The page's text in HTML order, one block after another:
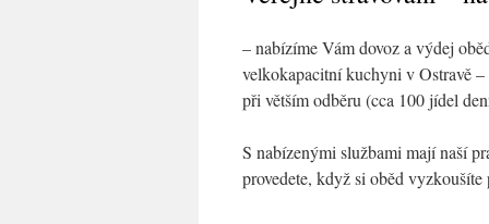
– nabízíme Vám dovoz a výdej
velkokapacitní kuchyni v Ostravě
při větším odběru (cca 100 jídel
S nabízenými službami mají naší
provedete, když si oběd